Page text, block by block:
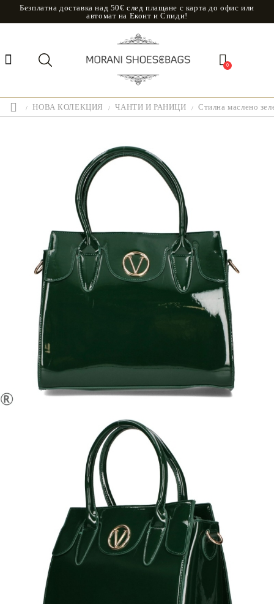
Безплатна доставка над 50€ след плащане с карта до офис или
автомат на Еконт и Спиди!
0
НОВА КОЛЕКЦИЯ ЧАНТИ И РАНИЦИ Стилна маслено